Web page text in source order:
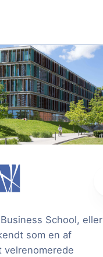
School, eller
som en af
velrenomerede